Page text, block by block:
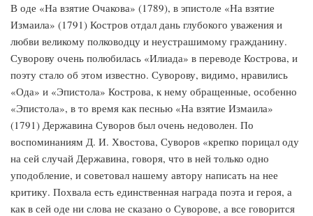
В оде «На взятие Очакова» (1789), в эпистоле «На взятие
Измаила» (1791) Костров отдал дань глубокого уважения и
любви великому полководцу и неустрашимому гражданину.
Суворову очень полюбилась «Илиада» в переводе Кострова, и
поэту стало об этом известно. Суворову, видимо, нравились
«Ода» и «Эпистола» Кострова, к нему обращенные, особенно
«Эпистола», в то время как песнью «На взятие Измаила»
(1791) Державина Суворов был очень недоволен. По
воспоминаниям Д. И. Хвостова, Суворов «крепко порицал оду
на сей случай Державина, говоря, что в ней только одно
уподобление, и советовал нашему автору написать на нее
критику. Похвала есть единственная награда поэта и героя, а
как в сей оде ни слова не сказано о Суворове, а все говорится